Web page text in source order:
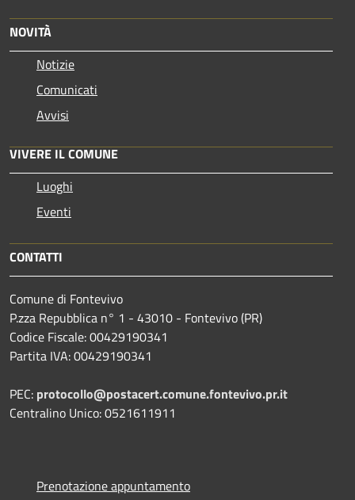
NOVITÀ
Notizie
Comunicati
Avvisi
VIVERE IL COMUNE
Luoghi
Eventi
CONTATTI
Comune di Fontevivo
P.zza Repubblica n° 1 - 43010 - Fontevivo (PR)
Codice Fiscale: 00429190341
Partita IVA: 00429190341
PEC: protocollo@postacert.comune.fontevivo.pr.it
Centralino Unico: 0521611911
Prenotazione appuntamento